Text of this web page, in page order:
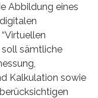
Abbildung eines
soll sämtliche
Kalkulation sowie